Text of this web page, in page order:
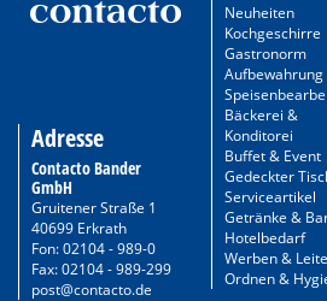
Adresse
Contacto Bander
GmbH
Gruitener Straße 1
40699 Erkrath
Fon: 02104 - 989-0
Fax: 02104 - 989-299
post@contacto.de
Neuheiten
Kochgeschirre
Gastronorm
Aufbewahrung
Bäckerei &
Konditorei
Buffet & Event
Gedeckter
Serviceartikel
Getränke &
Hotelbedarf
Werben &
Ordnen &